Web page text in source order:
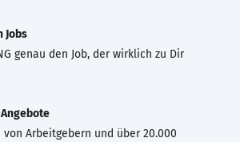
Jobs
genau den Job, der wirklich zu Dir
von Arbeitgebern und über 20.000